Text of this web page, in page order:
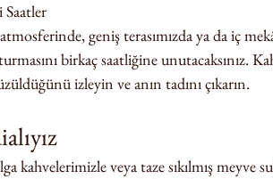
geniş terasımızda ya da iç
birkaç saatliğine unutacaksınız.
izleyin ve anın tadını çıkarın.
veya taze sıkılmış meyve